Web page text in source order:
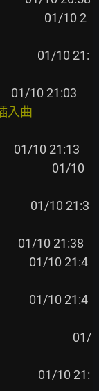
01/10 2
01/10 21:
01/10
01/10 21:3
01/10 21:4
01/10 21:4
很棒
01/
01/10 21: